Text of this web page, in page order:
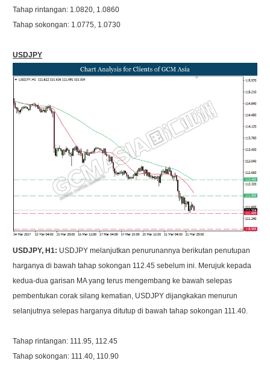
Tahap rintangan: 1.0820, 1.0860
Tahap sokongan: 1.0775, 1.0730
USDJPY
USDJPY, H1: USDJPY melanjutkan penurunannya berikutan penutupan
harganya di bawah tahap sokongan 112.45 sebelum ini. Merujuk kepada
kedua-dua garisan MA yang terus mengembang ke bawah selepas
pembentukan corak silang kematian, USDJPY dijangkakan menurun
selanjutnya selepas harganya ditutup di bawah tahap sokongan 111.40.
Tahap rintangan: 111.95, 112.45
Tahap sokongan: 111.40, 110.90